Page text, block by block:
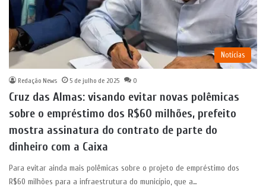
Notícias
Redação News 5 de julho de 2025 0
Cruz das Almas: visando evitar novas polêmicas
sobre o empréstimo dos R$60 milhões, prefeito
mostra assinatura do contrato de parte do
dinheiro com a Caixa
Para evitar ainda mais polêmicas sobre o projeto de empréstimo dos
R$60 milhões para a infraestrutura do município, que a…